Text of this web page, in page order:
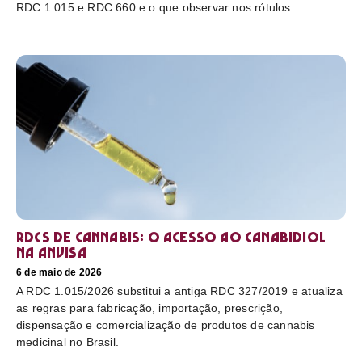
RDC 1.015 e RDC 660 e o que observar nos rótulos.
RDCs de cannabis: o acesso ao canabidiol
na Anvisa
6 de maio de 2026
A RDC 1.015/2026 substitui a antiga RDC 327/2019 e atualiza
as regras para fabricação, importação, prescrição,
dispensação e comercialização de produtos de cannabis
medicinal no Brasil.